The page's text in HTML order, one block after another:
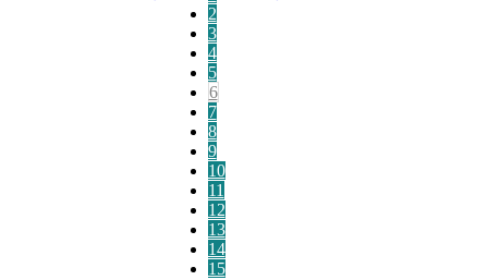
2
3
4
5
6
7
8
9
10
11
12
13
14
15